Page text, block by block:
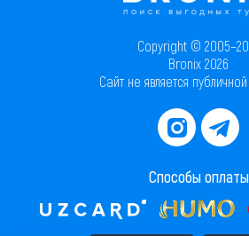
Copyright ©
Bronix 2026
Сайт не является
Способы оплаты